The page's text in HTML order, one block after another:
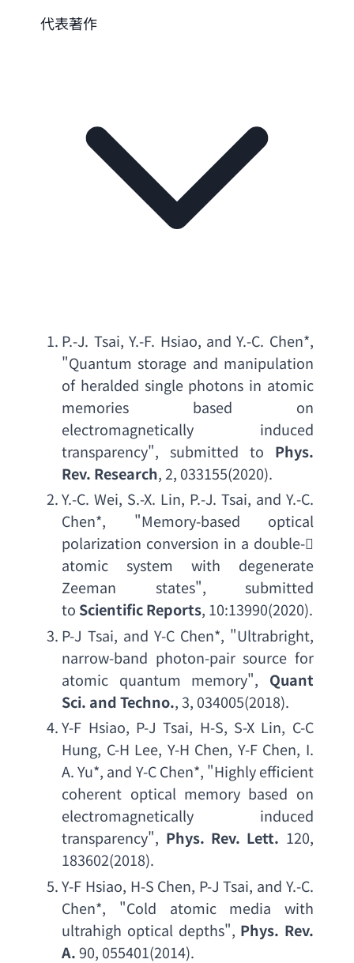
代表著作
P.-J. Tsai, Y.-F. Hsiao, and Y.-C. Chen*,
"Quantum storage and manipulation
of heralded single photons in atomic
memories based on
electromagnetically induced
transparency", submitted to
Phys.
Rev. Research, 2, 033155(2020).
Y.-C. Wei, S.-X. Lin, P.-J. Tsai, and Y.-C.
Chen*, "Memory-based optical
polarization conversion in a double
atomic system with degenerate
Zeeman states", submitted
to Scientific Reports, 10:13990(2020).
P-J Tsai, and Y-C Chen
narrow-band photon-pair source for
atomic quantum memory", Quant
Sci. and Techno., 3, 034005(2018).
Y-F Hsiao, P-J Tsai, H-S, S-X Lin, C-C
Hung, C-H Lee, Y-H Chen, Y-F Chen, I.
A. Yu*, and Y-C Chen*, "Highly efficient
coherent optical memory based on
electromagnetically induced
transparency", Phys. Rev. Lett. 120,
183602(2018).
Y-F Hsiao, H-S Chen, P-J Tsai, and Y.-C.
Chen*, "Cold atomic media with
ultrahigh optical depths", Phys. Rev.
A. 90, 055401(2014).